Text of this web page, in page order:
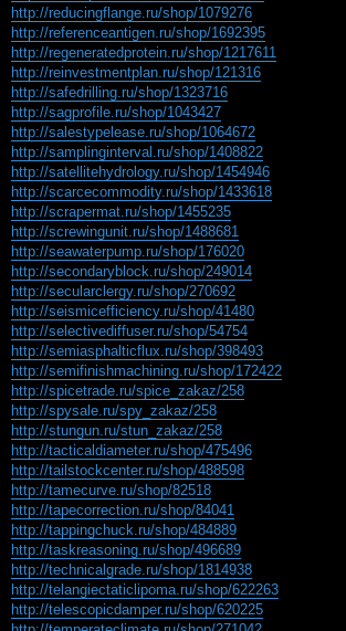
http://reducingflange.ru/shop/1079276
http://referenceantigen.ru/shop/1692395
http://regeneratedprotein.ru/shop/1217611
http://reinvestmentplan.ru/shop/121316
http://safedrilling.ru/shop/1323716
http://sagprofile.ru/shop/1043427
http://salestypelease.ru/shop/1064672
http://samplinginterval.ru/shop/1408822
http://satellitehydrology.ru/shop/1454946
http://scarcecommodity.ru/shop/1433618
http://scrapermat.ru/shop/1455235
http://screwingunit.ru/shop/1488681
http://seawaterpump.ru/shop/176020
http://secondaryblock.ru/shop/249014
http://secularclergy.ru/shop/270692
http://seismicefficiency.ru/shop/41480
http://selectivediffuser.ru/shop/54754
http://semiasphalticflux.ru/shop/398493
http://semifinishmachining.ru/shop/172422
http://spicetrade.ru/spice_zakaz/258
http://spysale.ru/spy_zakaz/258
http://stungun.ru/stun_zakaz/258
http://tacticaldiameter.ru/shop/475496
http://tailstockcenter.ru/shop/488598
http://tamecurve.ru/shop/82518
http://tapecorrection.ru/shop/84041
http://tappingchuck.ru/shop/484889
http://taskreasoning.ru/shop/496689
http://technicalgrade.ru/shop/1814938
http://telangiectaticlipoma.ru/shop/622263
http://telescopicdamper.ru/shop/620225